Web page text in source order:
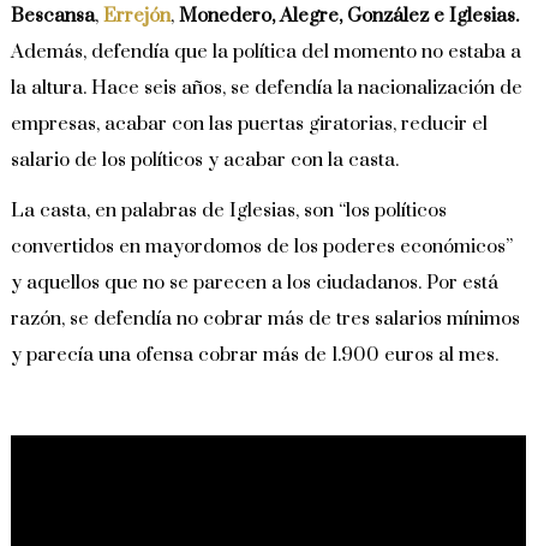
Bescansa,Errejón,Monedero, Alegre, González e Iglesias.
Además, defendía que la política del momento no estaba a
la altura. Hace seis años, se defendía la nacionalización de
empresas, acabar con las puertas giratorias, reducir el
salario de los políticos y acabar con la casta.
La casta, en palabras de Iglesias, son “los políticos
convertidos en mayordomos de los poderes económicos”
y aquellos que no se parecen a los ciudadanos. Por está
razón, se defendía no cobrar más de tres salarios mínimos
y parecía una ofensa cobrar más de 1.900 euros al mes.